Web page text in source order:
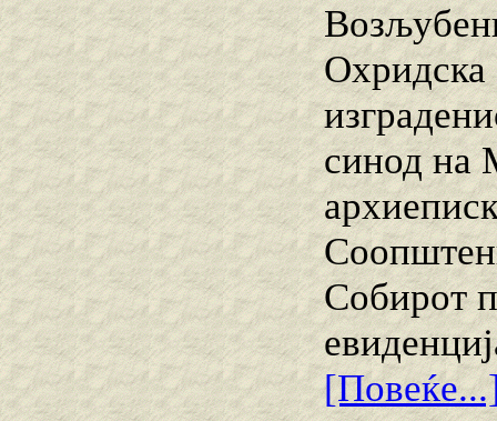
Охридска
синод на
Собирот